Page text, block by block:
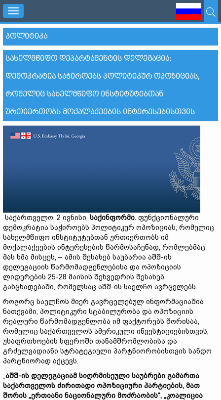
Toggle
navigation
ᲞᲝᲚᲘᲢᲘᲙᲐ
ᲡᲐᲮᲔᲚᲛᲬᲘᲤᲝ ᲓᲔᲞᲐᲠᲢᲐᲛᲔᲜᲢᲘᲡ ᲓᲔᲚᲔᲒᲐᲪᲘᲐ:
ᲓᲔᲛᲝᲙᲠᲐᲢᲘᲐ ᲡᲐᲭᲘᲠᲝᲔᲑᲡ ᲞᲝᲚᲘᲢᲘᲙᲣᲠ ᲝᲞᲝᲖᲘᲪᲘᲐᲡ,
ᲠᲝᲛᲔᲚᲘᲪ ᲡᲐᲮᲔᲚᲛᲬᲘᲤᲝ ᲘᲜᲡᲢᲘᲢᲣᲢᲔᲑᲗᲐᲜ
ᲣᲠᲗᲘᲔᲠᲗᲝᲑᲡ ᲛᲝᲥᲐᲚᲐᲥᲔᲔᲑᲘᲡ ᲘᲜᲢᲔᲠᲔᲡᲔᲑᲘᲡᲗᲕᲘᲡ
საქართველო, 2 ივნისი, საქინფორმი. ფუნქციონალური
დემოკრატია საჭიროებს პოლიტიკურ ოპოზიციას, რომელიც
სახელმწიფო ინსტიტუტებთან ურთიერთობს იმ
მოქალაქეების ინტერესების წარმოსაჩენად, რომლებმაც
მას ხმა მისცეს, – ამის შესახებ საუბარია აშშ-ის
დელეგაციის წარმომადგენლებისა და ოპოზიციის
ლიდერების 25-28 მაისის შეხვედრის შესახებ
განცხადებაში, რომელსაც აშშ-ის საელჩო ავრცელებს.
როგორც საელჩოს მიერ გავრცელებულ ინფორმაციაშია
ნათქვამი, პოლიტიკური სტაბილურობა და ოპოზიციის
რეალური წარმომადგენლობა იმ ფაქტორებს შორისაა,
რომელიც საქართველოს ამერიკული ინვესტიციებისთვის,
უსაფრთხოების სფეროში თანამშრომლობისა და
გრძელვადიანი სტრატეგიული პარტნიორობისთვის სანდო
პარტნიორად აქცევს.
„აშშ-ის დელეგაციამ სიღრმისეული საუბრები გამართა
საქართველოს ძირითადი ოპოზიციური პარტიების, მათ
შორის „ერთიანი ნაციონალური მოძრაობის“, „კოალიცია